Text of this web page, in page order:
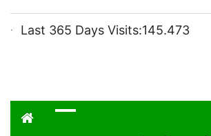
Last 365 Days Visits:145.473